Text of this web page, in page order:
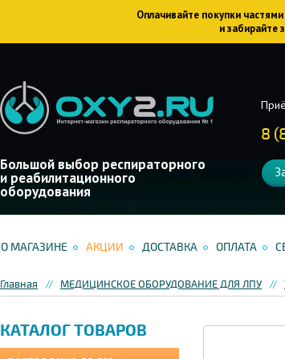
Оплачивайте покупки
и забирайте
Большой выбор респираторного
и реабилитационного
оборудования
8
О МАГАЗИНЕ АКЦИИ ДОСТАВКА ОПЛАТА
Главная МЕДИЦИНСКОЕ ОБОРУДОВАНИЕ ДЛЯ ЛПУ
КАТАЛОГ ТОВАРОВ